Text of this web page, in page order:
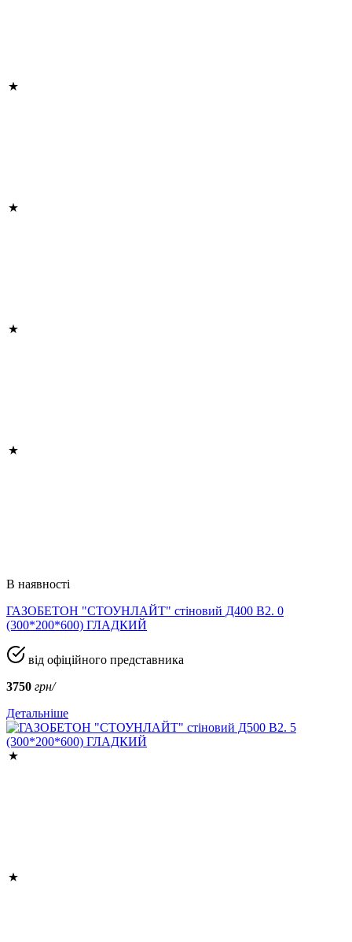
В наявності
ГАЗОБЕТОН "СТОУНЛАЙТ" стіновий Д400 В2. 0
(300*200*600) ГЛАДКИЙ
від офіційного представника
3750 грн/
Детальніше